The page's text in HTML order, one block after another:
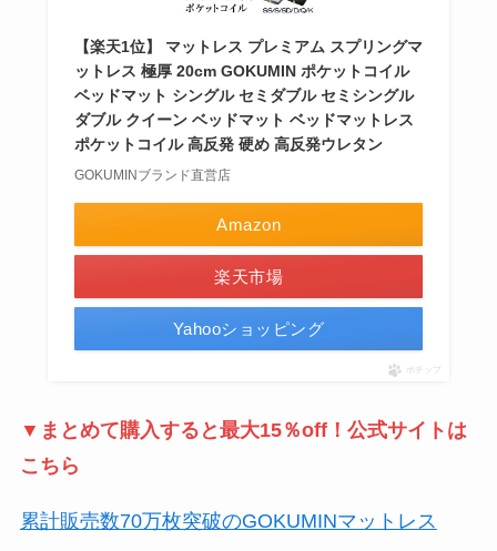
【楽天1位】 マットレス プレミアム スプリングマ
ットレス 極厚 20cm GOKUMIN ポケットコイル
ベッドマット シングル セミダブル セミシングル
ダブル クイーン ベッドマット ベッドマットレス
ポケットコイル 高反発 硬め 高反発ウレタン
GOKUMINブランド直営店
Amazon
楽天市場
Yahooショッピング
ポチップ
▼まとめて購入すると最大15％off！公式サイトは
こちら
累計販売数70万枚突破のGOKUMINマットレス